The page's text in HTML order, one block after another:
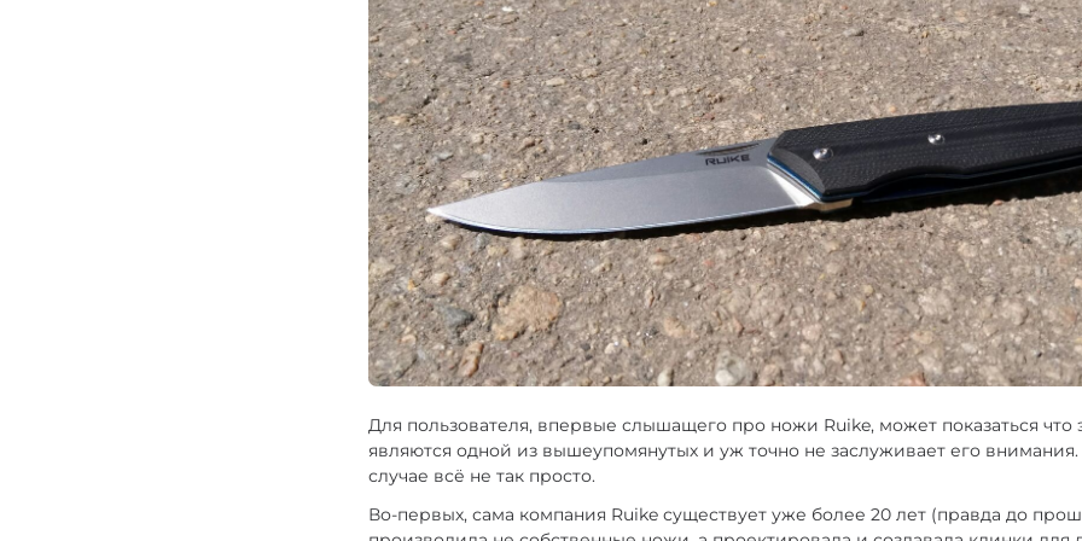
Тактические
Для защитников
Карманные
Охотничьи
Туристические
Рыболовные
Для пользователя, впервые слышащего про ножи Ruike, может показаться что
являются одной из вышеупомянутых и уж точно не заслуживает его
случае всё не так просто.
Во-первых, сама компания Ruike существует уже более 20 лет (правда до